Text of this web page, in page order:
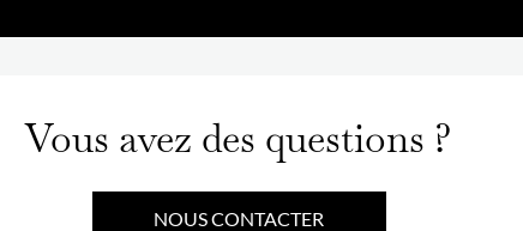
Vous avez des questions ?
NOUS CONTACTER